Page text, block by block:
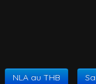
NLA au THB